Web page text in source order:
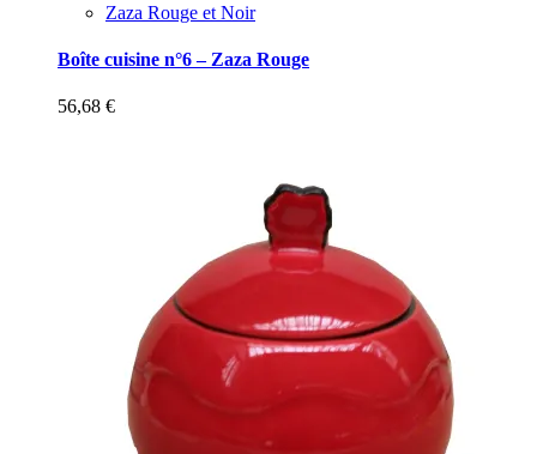
Zaza Rouge et Noir
Boîte cuisine n°6 – Zaza Rouge
56,68 €